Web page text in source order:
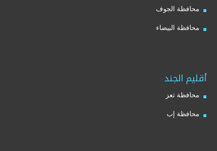
محافظة الجوف
محافظة البيضاء
أقليم الجند
محافظة تعز
محافظة إب